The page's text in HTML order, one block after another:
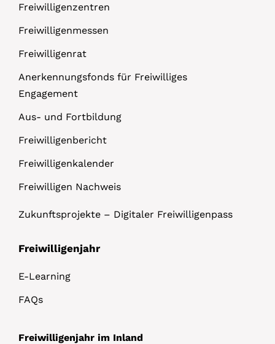
Freiwilligenzentren
Freiwilligenmessen
Freiwilligenrat
Anerkennungsfonds für Freiwilliges
Engagement
Aus- und Fortbildung
Freiwilligenbericht
Freiwilligenkalender
Freiwilligen Nachweis
Zukunftsprojekte – Digitaler Freiwilligenpass
Freiwilligenjahr
E-Learning
FAQs
Freiwilligenjahr im Inland